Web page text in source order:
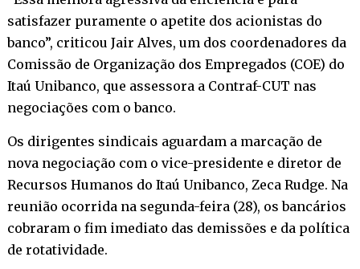
satisfazer puramente o apetite dos acionistas do
banco”, criticou Jair Alves, um dos coordenadores da
Comissão de Organização dos Empregados (COE) do
Itaú Unibanco, que assessora a Contraf-CUT nas
negociações com o banco.
Os dirigentes sindicais aguardam a marcação de
nova negociação com o vice-presidente e diretor de
Recursos Humanos do Itaú Unibanco, Zeca Rudge. Na
reunião ocorrida na segunda-feira (28), os bancários
cobraram o fim imediato das demissões e da política
de rotatividade.